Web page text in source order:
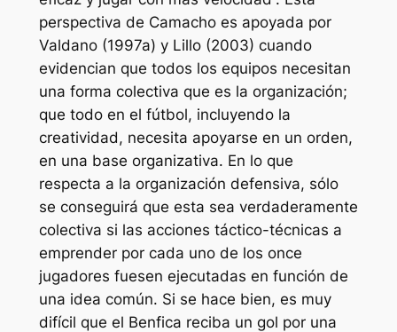
perspectiva de Camacho es apoyada por
Valdano (1997a) y Lillo (2003) cuando
evidencian que todos los equipos necesitan
una forma colectiva que es la organización;
que todo en el fútbol, incluyendo la
creatividad, necesita apoyarse en un orden,
en una base organizativa. En lo que
respecta a la organización defensiva, sólo
se conseguirá que esta sea verdaderamente
colectiva si las acciones táctico-técnicas a
emprender por cada uno de los once
jugadores fuesen ejecutadas en función de
una idea común. Si se hace bien, es muy
difícil que el Benfica reciba un gol por una